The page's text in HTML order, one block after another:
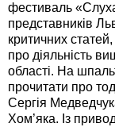
фестиваль
представників
критичних статей,
про діяльність
області. На
прочитати про
Сергія
Хом’яка. Із